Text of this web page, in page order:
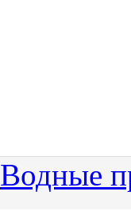
Водные